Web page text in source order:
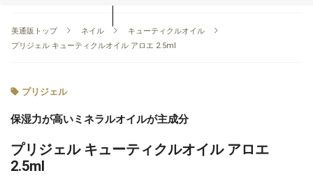
美通販トップ ネイル
キューティクルオイル
プリジェル キューティクルオイル アロエ 2.5ml
プリジェル
保湿力が高いミネラルオイルが主成分
プリジェル キューティクルオイル アロエ
2.5ml